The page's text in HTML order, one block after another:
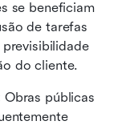
se beneficiam
de tarefas
do cliente.
Obras públicas